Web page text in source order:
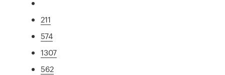
211
574
1307
562